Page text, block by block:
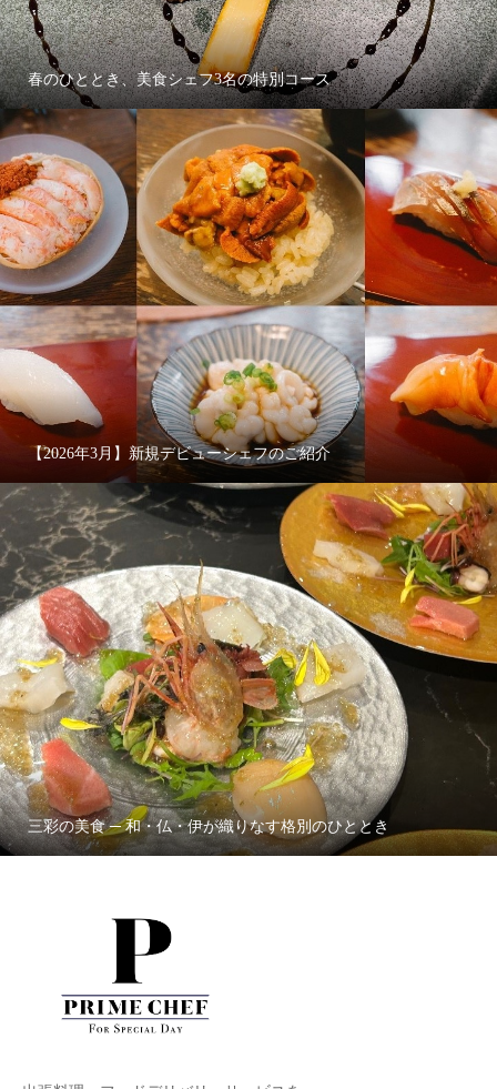
春のひととき、美食シェフ3名の特別コース
【2026年3月】新規デビューシェフのご紹介
三彩の美食 ─ 和・仏・伊が織りなす格別のひととき